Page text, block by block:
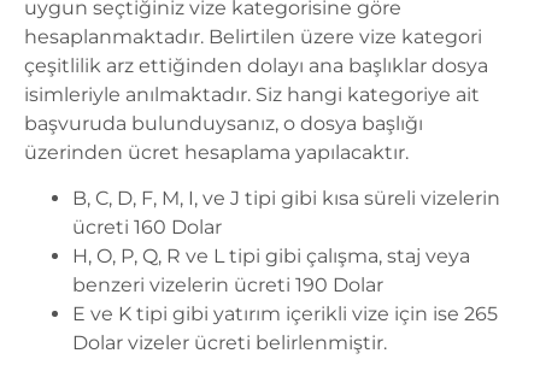
uygun seçtiğiniz vize kategorisine göre
hesaplanmaktadır. Belirtilen üzere vize kategori
çeşitlilik arz ettiğinden dolayı ana başlıklar dosya
isimleriyle anılmaktadır. Siz hangi kategoriye ait
başvuruda bulunduysanız, o dosya başlığı
üzerinden ücret hesaplama yapılacaktır.
B, C, D, F, M, I, ve J tipi gibi kısa süreli vizelerin
ücreti 160 Dolar
H, O, P, Q, R ve L tipi gibi çalışma, staj veya
benzeri vizelerin ücreti 190 Dolar
E ve K tipi gibi yatırım içerikli vize için ise 265
Dolar vizeler ücreti belirlenmiştir.